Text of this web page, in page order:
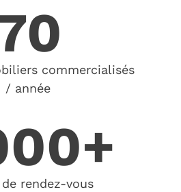
commercialisés
/ année
rendez-vous